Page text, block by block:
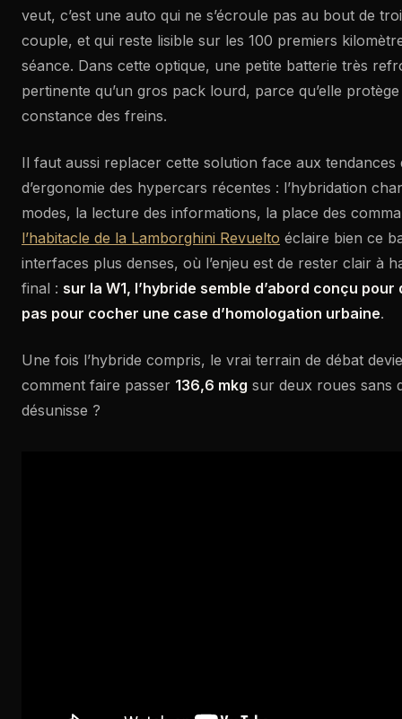
veut, c’est une auto qui ne s’écroule pas au bout de
couple, et qui reste lisible sur les 100 premiers
séance. Dans cette optique, une petite batterie très
pertinente qu’un gros pack lourd, parce qu’elle
constance des freins.
Il faut aussi replacer cette solution face aux tendances
d’ergonomie des hypercars récentes : l’hybridation
modes, la lecture des informations, la place des
l’habitacle de la Lamborghini Revuelto éclaire bien ce
interfaces plus denses, où l’enjeu est de rester clair à
final : sur la W1, l’hybride semble d’abord conçu
pas pour cocher une case d’homologation urbaine.
Une fois l’hybride compris, le vrai terrain de débat
comment faire passer 136,6 mkg sur deux roues sans
désunisse ?